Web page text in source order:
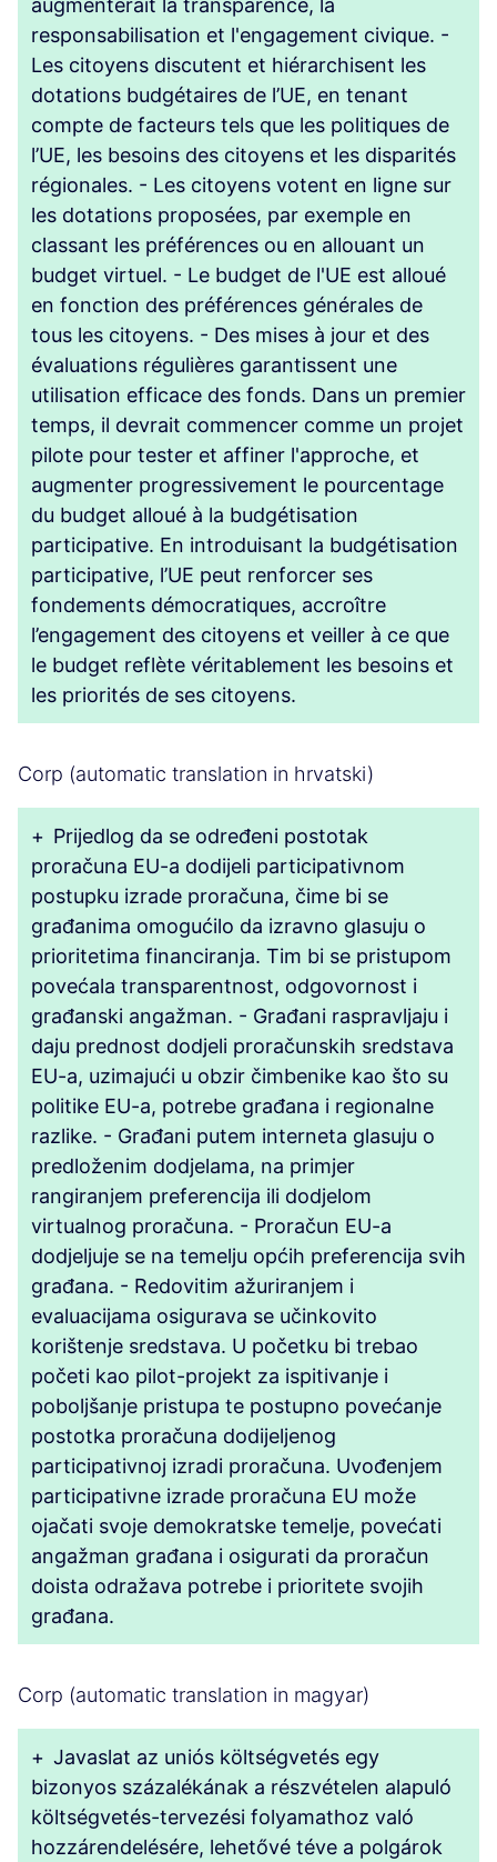
augmenterait la transparence, la
responsabilisation et l'engagement civique. -
Les citoyens discutent et hiérarchisent les
dotations budgétaires de l’UE, en tenant
compte de facteurs tels que les politiques de
l’UE, les besoins des citoyens et les disparités
régionales. - Les citoyens votent en ligne sur
les dotations proposées, par exemple en
classant les préférences ou en allouant un
budget virtuel. - Le budget de l'UE est alloué
en fonction des préférences générales de
tous les citoyens. - Des mises à jour et des
évaluations régulières garantissent une
utilisation efficace des fonds. Dans un premier
temps, il devrait commencer comme un projet
pilote pour tester et affiner l'approche, et
augmenter progressivement le pourcentage
du budget alloué à la budgétisation
participative. En introduisant la budgétisation
participative, l’UE peut renforcer ses
fondements démocratiques, accroître
l’engagement des citoyens et veiller à ce que
le budget reflète véritablement les besoins et
les priorités de ses citoyens.
Corp (automatic translation in hrvatski)
+ Prijedlog da se određeni postotak
proračuna EU-a dodijeli participativnom
postupku izrade proračuna, čime bi se
građanima omogućilo da izravno glasuju o
prioritetima financiranja. Tim bi se pristupom
povećala transparentnost, odgovornost i
građanski angažman. - Građani raspravljaju i
daju prednost dodjeli proračunskih sredstava
EU-a, uzimajući u obzir čimbenike kao što su
politike EU-a, potrebe građana i regionalne
razlike. - Građani putem interneta glasuju o
predloženim dodjelama, na primjer
rangiranjem preferencija ili dodjelom
virtualnog proračuna. - Proračun EU-a
dodjeljuje se na temelju općih preferencija svih
građana. - Redovitim ažuriranjem i
evaluacijama osigurava se učinkovito
korištenje sredstava. U početku bi trebao
početi kao pilot-projekt za ispitivanje i
poboljšanje pristupa te postupno povećanje
postotka proračuna dodijeljenog
participativnoj izradi proračuna. Uvođenjem
participativne izrade proračuna EU može
ojačati svoje demokratske temelje, povećati
angažman građana i osigurati da proračun
doista odražava potrebe i prioritete svojih
građana.
Corp (automatic translation in magyar)
+ Javaslat az uniós költségvetés egy
bizonyos százalékának a részvételen alapuló
költségvetés-tervezési folyamathoz való
hozzárendelésére, lehetővé téve a polgárok